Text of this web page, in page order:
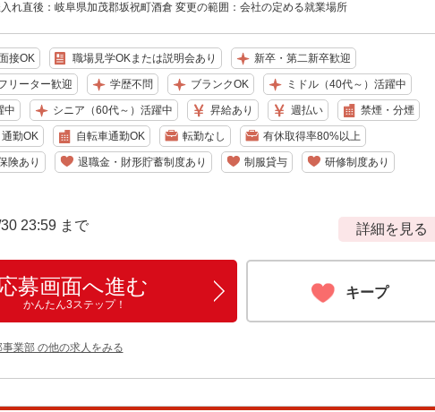
れ直後：岐阜県加茂郡坂祝町酒倉 変更の範囲：会社の定める就業場所
接OK 職場見学OKまたは説明会あり 新卒・第二新卒歓迎
リーター歓迎 学歴不問 ブランクOK ミドル（40代～）活躍中
中 シニア（60代～）活躍中 昇給あり 週払い 禁煙・分煙
勤OK 自転車通勤OK 転勤なし 有休取得率80%以上
険あり 退職金・財形貯蓄制度あり 制服貸与 研修制度あり
23:59 まで 詳細を見る
募画面へ進む
かんたん3ステップ！
キープ
業部 の他の求人をみる